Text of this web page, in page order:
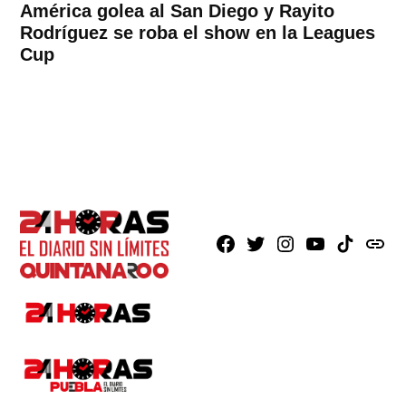
América golea al San Diego y Rayito
Rodríguez se roba el show en la Leagues
Cup
Facebook
X Instagram
YoutubeTikTokissuu